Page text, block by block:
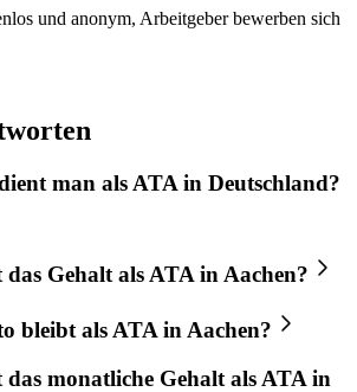
und anonym, Arbeitgeber bewerben sich
man als ATA in Deutschland?
das Gehalt als ATA in Aachen?
bleibt als ATA in Aachen?
das monatliche Gehalt als ATA in